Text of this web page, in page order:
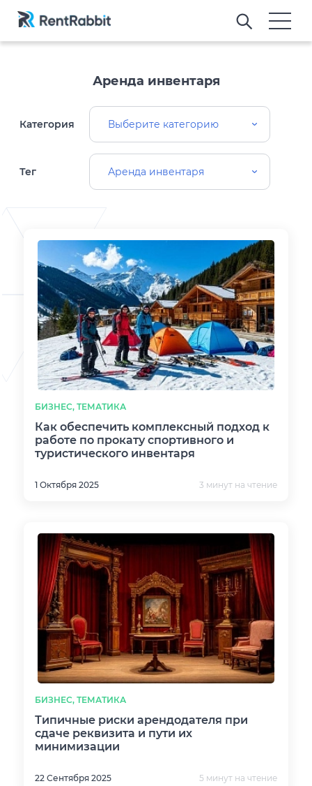
Аренда инвентаря
Категория Выберите категорию
Тег Аренда инвентаря
БИЗНЕС, ТЕМАТИКА
Как обеспечить комплексный подход к
работе по прокату спортивного и
туристического инвентаря
1 Октября 2025 3 минут на чтение
БИЗНЕС, ТЕМАТИКА
Типичные риски арендодателя при
сдаче реквизита и пути их
минимизации
22 Сентября 2025 5 минут на чтение